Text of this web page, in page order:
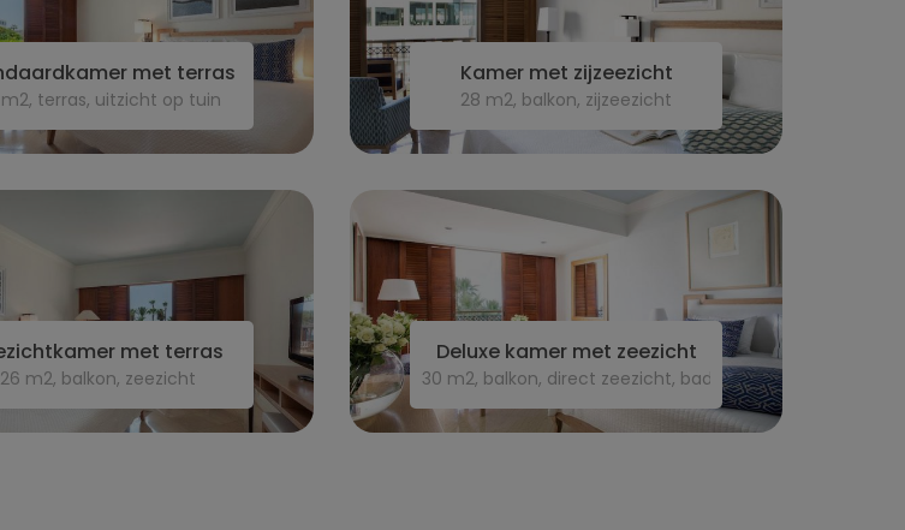
met terras
terras, uitzicht op tuin
Kamer met zijzeezicht
28 m2, balkon, zijzeezicht
met terras
26 m2, balkon, zeezicht
Deluxe kamer met zeezicht
30 m2, balkon, direct zeezicht, bad